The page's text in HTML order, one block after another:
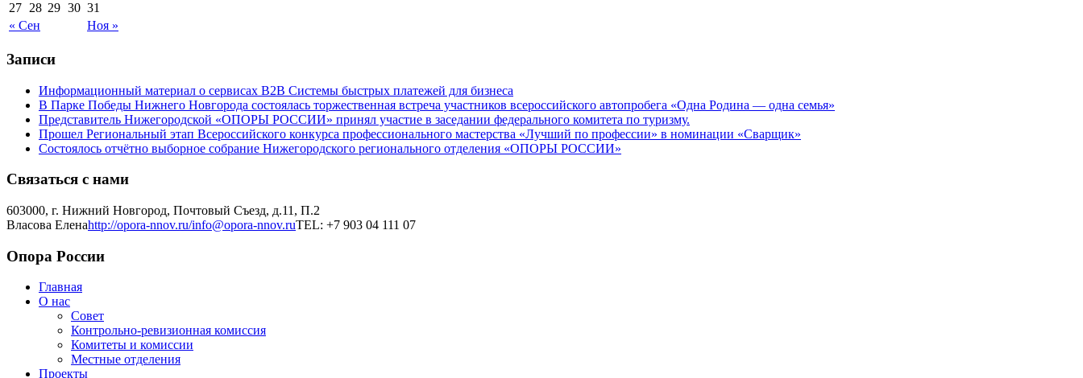
« Сен Ноя »
27 28 29 30 31
Записи
Информационный материал о сервисах В2В Системы быстрых платежей для бизнеса
В Парке Победы Нижнего Новгорода состоялась торжественная встреча участников всероссийского автопробега «Одна Родина — одна семья»
Представитель Нижегородской «ОПОРЫ РОССИИ» принял участие в заседании федерального комитета по туризму.
Прошел Региональный этап Всероссийского конкурса профессионального мастерства «Лучший по профессии» в номинации «Сварщик»
Состоялось отчётно выборное собрание Нижегородского регионального отделения «ОПОРЫ РОССИИ»
Связаться с нами
603000, г. Нижний Новгород, Почтовый Съезд, д.11, П.2
Власова Еленаhttp://opora-nnov.ru/info@opora-nnov.ruTEL: +7 903 04 111 07
Опора России
Главная
О нас
Совет
Контрольно-ревизионная комиссия
Комитеты и комиссии
Местные отделения
Проекты